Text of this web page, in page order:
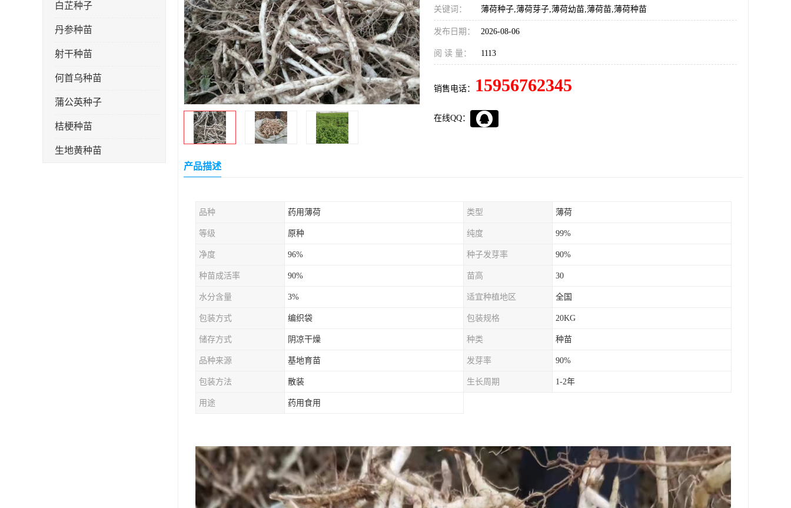
白芷种子
丹参种苗
射干种苗
何首乌种苗
蒲公英种子
桔梗种苗
生地黄种苗
关键词： 薄荷种子,薄荷芽子,薄荷幼苗,薄荷苗,薄荷种苗
发布日期： 2026-08-06
阅 读 量： 1113
销售电话： 15956762345
在线QQ：
产品描述
品种 药用薄荷 类型 薄荷
等级 原种 纯度 99%
净度 96% 种子发芽率 90%
种苗成活率 90% 苗高 30
水分含量 3% 适宜种植地区 全国
包装方式 编织袋 包装规格 20KG
储存方式 阴凉干燥 种类 种苗
品种来源 基地育苗 发芽率 90%
包装方法 散装 生长周期 1-2年
用途 药用食用